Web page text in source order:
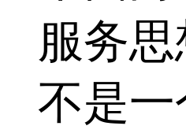
服务
不是一